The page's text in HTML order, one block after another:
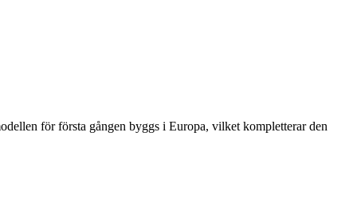
för första gången byggs i Europa, vilket kompletterar den